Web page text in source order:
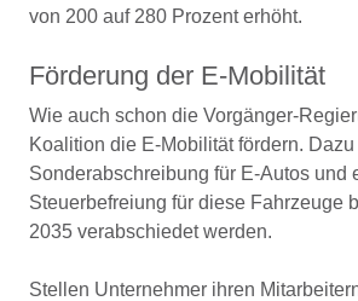
von 200 auf 280 Prozent erhöht.
Förderung der E-Mobilität
Wie auch schon die Vorgänger-
Koalition die E-Mobilität fördern.
Sonderabschreibung für E-Autos und
Steuerbefreiung für diese Fahrzeuge
2035 verabschiedet werden.
Stellen Unternehmer ihren